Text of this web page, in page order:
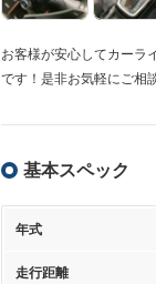
お客様が安心してカーラ
です！是非お気軽にご相
基本スペック
年式
走行距離